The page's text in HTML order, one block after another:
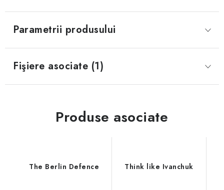
Parametrii produsului
Fişiere asociate (1)
Produse asociate
The Berlin Defence Think like Ivanchuk